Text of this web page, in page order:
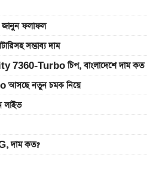
জানুন ফলাফল
সম্ভাব্য দাম
7360-Turbo চিপ, বাংলাদেশে দাম কত
আসছে নতুন চমক নিয়ে
লাইভ
দাম কত?